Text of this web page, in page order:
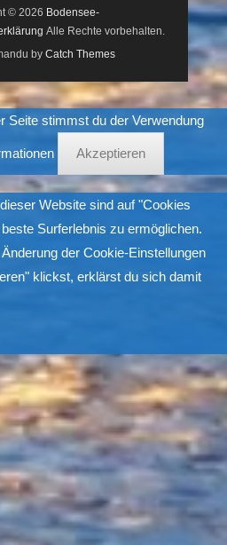
© 2026 Bodensee-
Alle Rechte vorbehalten.
by Catch Themes
Seite stimmst du der Verwendung
Akzeptieren
Website sind auf "Cookies
Surferlebnis zu ermöglichen.
der Cookie-Einstellungen
klickst, erklärst du sich damit